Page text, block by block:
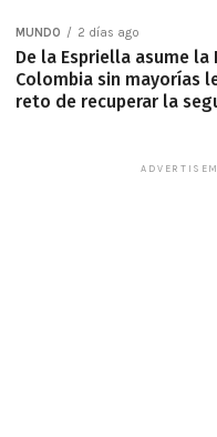
MUNDO 2 días ago
De la Espriella asume la
Colombia sin mayorías
reto de recuperar la